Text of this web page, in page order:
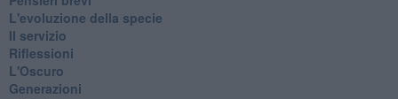
L'evoluzione della specie
Il servizio
Riflessioni
L'Oscuro
Generazioni